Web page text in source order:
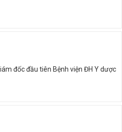
đốc đầu tiên Bệnh viện ĐH Y dược